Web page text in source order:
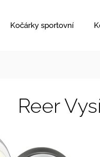
Kočárky sportovní
Reer